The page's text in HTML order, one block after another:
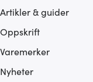
Artikler & guider
Oppskrift
Varemerker
Nyheter